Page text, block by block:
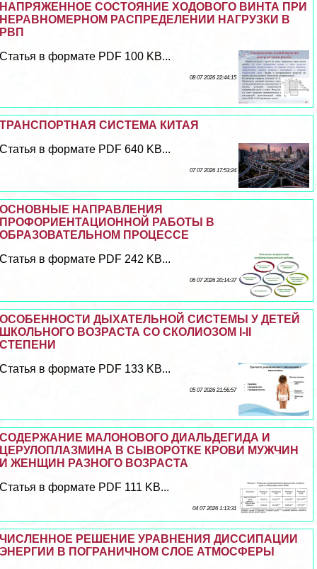
НАПРЯЖЕННОЕ СОСТОЯНИЕ ХОДОВОГО ВИНТА ПРИ
НЕРАВНОМЕРНОМ РАСПРЕДЕЛЕНИИ НАГРУЗКИ В
РВП
Статья в формате PDF 100 KB...
08 07 2026 22:44:15
ТРАНСПОРТНАЯ СИСТЕМА КИТАЯ
Статья в формате PDF 640 KB...
07 07 2026 17:53:24
ОСНОВНЫЕ НАПРАВЛЕНИЯ
ПРОФОРИЕНТАЦИОННОЙ РАБОТЫ В
ОБРАЗОВАТЕЛЬНОМ ПРОЦЕССЕ
Статья в формате PDF 242 KB...
06 07 2026 20:14:37
ОСОБЕННОСТИ ДЫХАТЕЛЬНОЙ СИСТЕМЫ У ДЕТЕЙ
ШКОЛЬНОГО ВОЗРАСТА СО СКОЛИОЗОМ I-II
СТЕПЕНИ
Статья в формате PDF 133 KB...
05 07 2026 21:56:57
СОДЕРЖАНИЕ МАЛОНОВОГО ДИАЛЬДЕГИДА И
ЦЕРУЛОПЛАЗМИНА В СЫВОРОТКЕ КРОВИ МУЖЧИН
И ЖЕНЩИН РАЗНОГО ВОЗРАСТА
Статья в формате PDF 111 KB...
04 07 2026 1:13:31
ЧИСЛЕННОЕ РЕШЕНИЕ УРАВНЕНИЯ ДИССИПАЦИИ
ЭНЕРГИИ В ПОГРАНИЧНОМ СЛОЕ АТМОСФЕРЫ